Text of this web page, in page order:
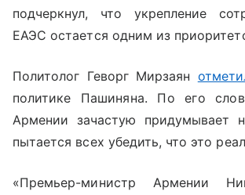
подчеркнул, что укрепление
ЕАЭС остается одним из
Политолог Геворг Мирзаян
политике Пашиняна. По его
Армении зачастую придумывает
пытается всех убедить, что это
«Премьер-министр Армении